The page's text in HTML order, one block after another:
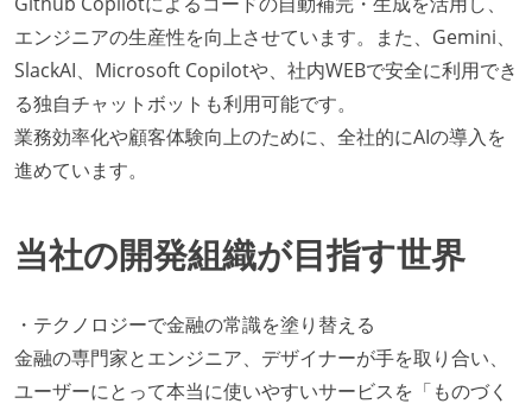
エンジニアの生産性を向上させています。また、Gemini、
SlackAI、Microsoft Copilotや、社内WEBで安全に利用でき
る独自チャットボットも利用可能です。
業務効率化や顧客体験向上のために、全社的にAIの導入を
進めています。
当社の開発組織が目指す世界
・テクノロジーで金融の常識を塗り替える
金融の専門家とエンジニア、デザイナーが手を取り合い、
ユーザーにとって本当に使いやすいサービスを「ものづく